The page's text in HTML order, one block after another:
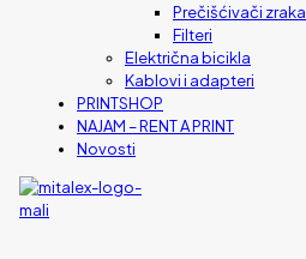
Prečišćivači zraka
Filteri
Električna bicikla
Kablovi i adapteri
PRINTSHOP
NAJAM – RENT A PRINT
Novosti